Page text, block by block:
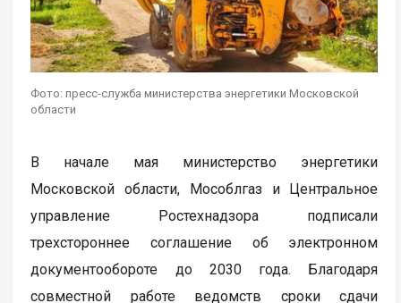
Фото: пресс-служба министерства энергетики Московской
области
В начале мая министерство энергетики
Московской области, Мособлгаз и Центральное
управление Ростехнадзора подписали
трехстороннее соглашение об электронном
документообороте до 2030 года. Благодаря
совместной работе ведомств сроки сдачи